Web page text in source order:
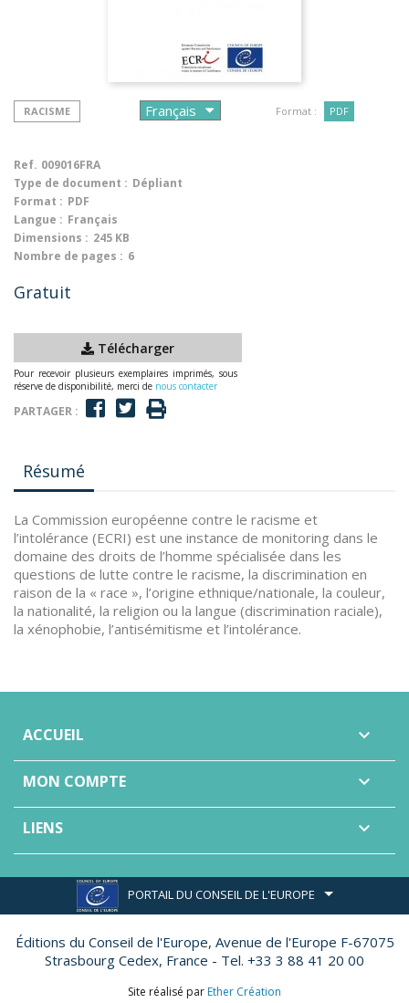
RACISME Format : PDF
Ref. 009016FRA
Type de document : Dépliant
Format : PDF
Langue : Français
Dimensions : 245 KB
Nombre de pages : 6
Gratuit
Télécharger
Pour recevoir plusieurs exemplaires imprimés, sous
réserve de disponibilité, merci de nous contacter
PARTAGER :
Résumé
La Commission européenne contre le racisme et
l’intolérance (ECRI) est une instance de monitoring dans le
domaine des droits de l’homme spécialisée dans les
questions de lutte contre le racisme, la discrimination en
raison de la « race », l’origine ethnique/nationale, la couleur,
la nationalité, la religion ou la langue (discrimination raciale),
la xénophobie, l’antisémitisme et l’intolérance.
ACCUEIL 
MON COMPTE 
LIENS 
PORTAIL DU CONSEIL DE L'EUROPE
Éditions du Conseil de l'Europe, Avenue de l'Europe F-67075
Strasbourg Cedex, France - Tel. +33 3 88 41 20 00
Site réalisé par Ether Création